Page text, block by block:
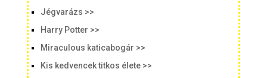
Jégvarázs >>
Harry Potter >>
Miraculous katicabogár >>
Kis kedvencek titkos élete >>